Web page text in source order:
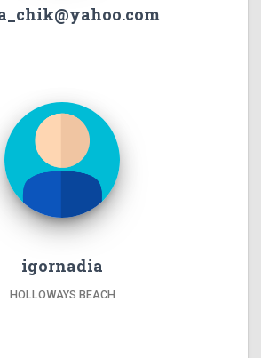
igornadia
HOLLOWAYS BEACH